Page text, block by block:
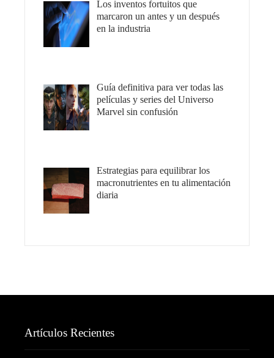
Los inventos fortuitos que
marcaron un antes y un después
en la industria
Guía definitiva para ver todas las
películas y series del Universo
Marvel sin confusión
Estrategias para equilibrar los
macronutrientes en tu alimentación
diaria
Artículos Recientes